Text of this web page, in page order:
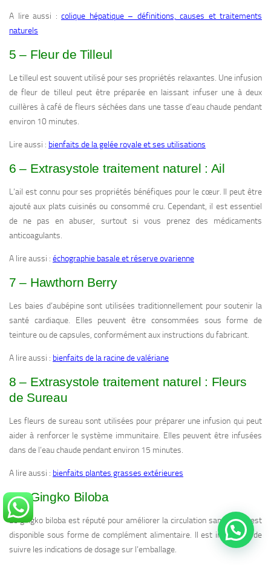
A lire aussi : colique hépatique – définitions, causes et traitements
naturels
5 – Fleur de Tilleul
Le tilleul est souvent utilisé pour ses propriétés relaxantes. Une infusion
de fleur de tilleul peut être préparée en laissant infuser une à deux
cuillères à café de fleurs séchées dans une tasse d’eau chaude pendant
environ 10 minutes.
Lire aussi : bienfaits de la gelée royale et ses utilisations
6 – Extrasystole traitement naturel : Ail
L’ail est connu pour ses propriétés bénéfiques pour le cœur. Il peut être
ajouté aux plats cuisinés ou consommé cru. Cependant, il est essentiel
de ne pas en abuser, surtout si vous prenez des médicaments
anticoagulants.
A lire aussi : échographie basale et réserve ovarienne
7 – Hawthorn Berry
Les baies d’aubépine sont utilisées traditionnellement pour soutenir la
santé cardiaque. Elles peuvent être consommées sous forme de
teinture ou de capsules, conformément aux instructions du fabricant.
A lire aussi : bienfaits de la racine de valériane
8 – Extrasystole traitement naturel : Fleurs
de Sureau
Les fleurs de sureau sont utilisées pour préparer une infusion qui peut
aider à renforcer le système immunitaire. Elles peuvent être infusées
dans de l’eau chaude pendant environ 15 minutes.
A lire aussi : bienfaits plantes grasses extérieures
9 – Gingko Biloba
Le gingko biloba est réputé pour améliorer la circulation sanguine. Il est
disponible sous forme de complément alimentaire. Il est important de
suivre les indications de dosage sur l’emballage.